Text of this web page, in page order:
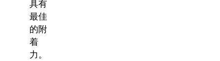
具有
最佳
的附
着
力。